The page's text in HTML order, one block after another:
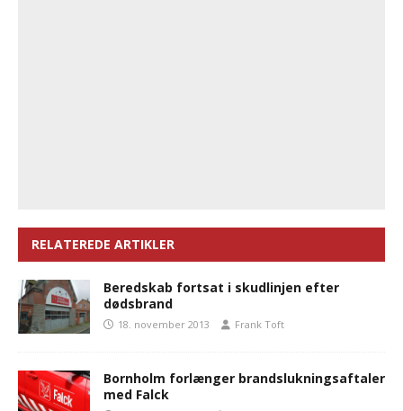
RELATEREDE ARTIKLER
Beredskab fortsat i skudlinjen efter
dødsbrand
18. november 2013 Frank Toft
Bornholm forlænger brandslukningsaftaler
med Falck